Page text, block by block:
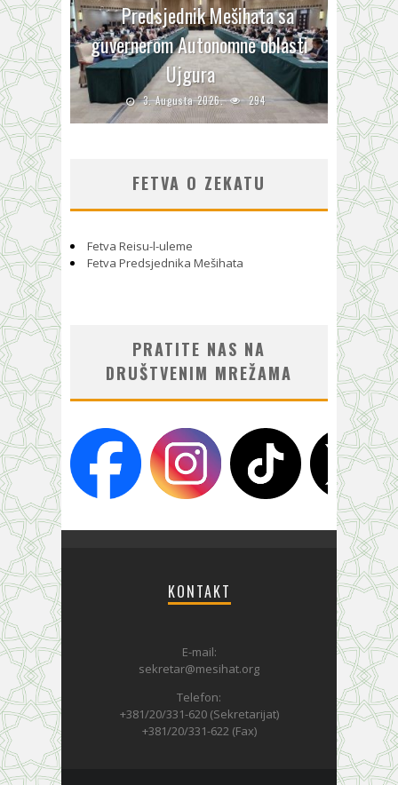
Predsjednik Mešihata sa
guvernerom Autonomne oblasti
Ujgura
3. Augusta 2026. 294
FETVA O ZEKATU
Fetva Reisu-l-uleme
Fetva Predsjednika Mešihata
PRATITE NAS NA
DRUŠTVENIM MREŽAMA
KONTAKT
E-mail:
sekretar@mesihat.org
Telefon:
+381/20/331-620 (Sekretarijat)
+381/20/331-622 (Fax)